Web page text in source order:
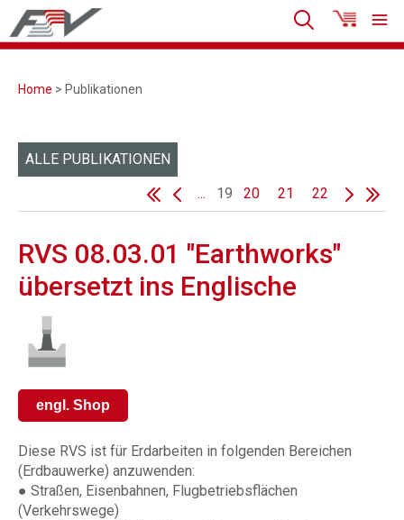
Home > Publikationen
ALLE PUBLIKATIONEN
...
19 20 21 22
RVS 08.03.01 "Earthworks"
übersetzt ins Englische
engl. Shop
Diese RVS ist für Erdarbeiten in folgenden Bereichen
(Erdbauwerke) anzuwenden:
● Straßen, Eisenbahnen, Flugbetriebsflächen
(Verkehrswege)